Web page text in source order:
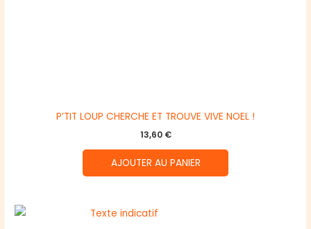
P’TIT LOUP CHERCHE ET TROUVE VIVE NOEL !
13,60 €
AJOUTER AU PANIER